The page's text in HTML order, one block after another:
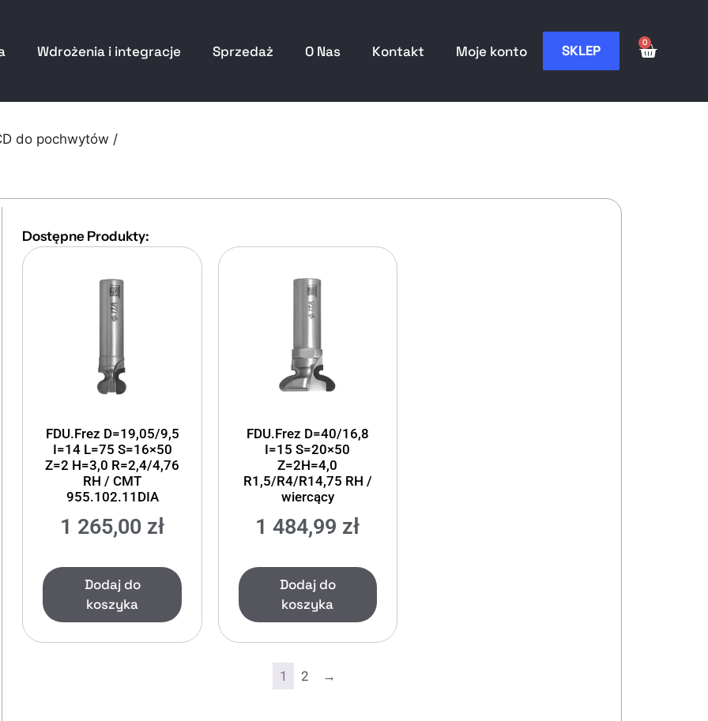
Wdrożenia i integracje Sprzedaż O Nas Kontakt Moje konto SKLEP 0
do pochwytów /
Dostępne Produkty:
FDU.Frez D=19,05/9,5
I=14 L=75 S=16×50
Z=2 H=3,0 R=2,4/4,76
RH / CMT
955.102.11DIA
1 265,00 zł
Dodaj do
koszyka
FDU.Frez D=40/16,8
I=15 S=20×50
Z=2H=4,0
R1,5/R4/R14,75 RH /
wiercący
1 484,99 zł
Dodaj do
koszyka
1 2 →